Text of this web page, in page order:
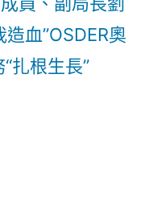
血”OSDER奧
扎根生長”